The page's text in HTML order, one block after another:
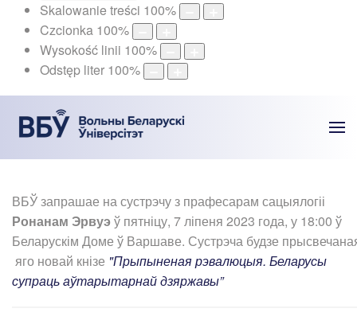
Skalowanie treści 100%
Czcionka 100%
Wysokość linii 100%
Odstęp liter 100%
ВБЎ запрашае на сустрэчу з прафесарам сацыялогіі
Ронанам Эрвуэў пятніцу, 7 ліпеня 2023 года, у 18:00 ў
Беларускім Доме ў Варшаве. Сустрэча будзе
яго новай кнізе "Прыпыненая рэвалюцыя. Беларусы
супраць аўтарытарнай дзяржавы”